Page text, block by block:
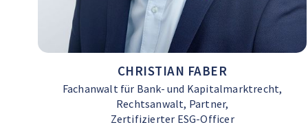
CHRISTIAN FABER
Fachanwalt für Bank- und Kapitalmarktrecht,
Rechtsanwalt, Partner,
Zertifizierter ESG-Officer